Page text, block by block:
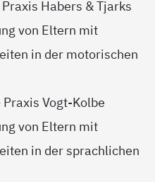
Habers & Tjarks
von Eltern mit
in der motorischen
Vogt-Kolbe
von Eltern mit
in der sprachlichen